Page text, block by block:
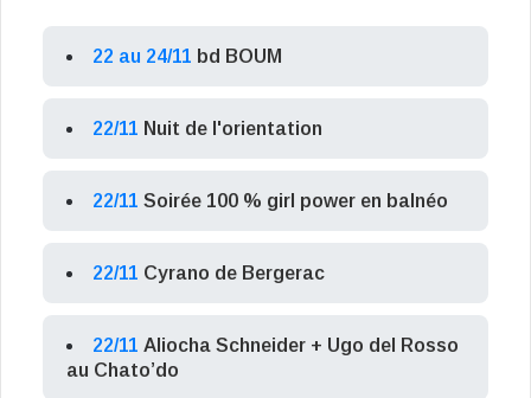
22 au 24/11 bd BOUM
22/11 Nuit de l'orientation
22/11 Soirée 100 % girl power en balnéo
22/11 Cyrano de Bergerac
22/11 Aliocha Schneider + Ugo del Rosso
au Chato’do